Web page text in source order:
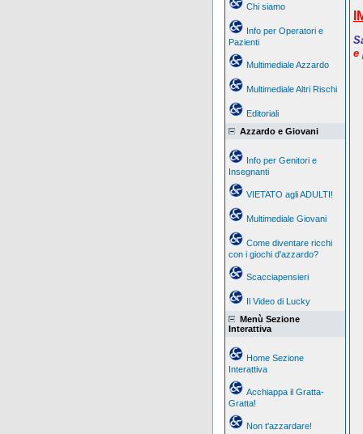
Chi siamo
Info per Operatori e
Pazienti
Multimediale Azzardo
Multimediale Altri Rischi
Editoriali
Azzardo e Giovani
Info per Genitori e
Insegnanti
VIETATO agli ADULTI!
Multimediale Giovani
Come diventare ricchi
con i giochi d'azzardo?
Scacciapensieri
Il Video di Lucky
Menù Sezione
Interattiva
Home Sezione
Interattiva
Acchiappa il Gratta-
Gratta!
Non t'azzardare!
e